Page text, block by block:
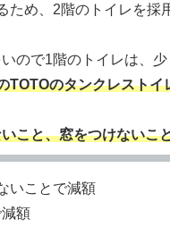
ため、2階のトイレを採
ので1階のトイレは、
TOTOのタンクレストイ
こと、窓をつけないこ
いことで減額
額